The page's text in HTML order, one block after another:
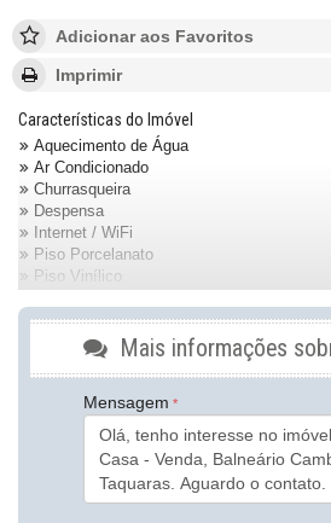
Adicionar aos Favoritos
Imprimir
Características do Imóvel
Aquecimento de Água
Ar Condicionado
Churrasqueira
Despensa
Internet / WiFi
Piso Porcelanato
Piso Vinílico
Área de Serviço
Dependência de Empregada
Piscina Privativa
Sala de Jantar
Sala para 2 Ambientes
Espaço Gourmet
Mais informações
Mensagem